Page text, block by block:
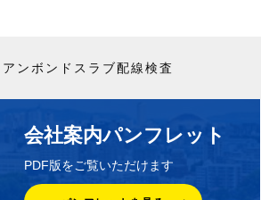
ンボンドスラブ配線検査
会社案内パンフレット
PDF版をご覧いただけます